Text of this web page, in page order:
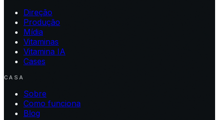
Direção
Produção
Mídia
Vitaminas
Vitamina IA
Cases
CASA
Sobre
Como funciona
Blog